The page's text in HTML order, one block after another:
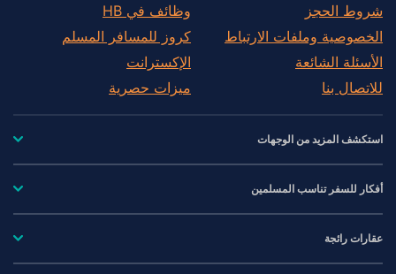
شروط الحجز
الخصوصية وملفات الارتباط
الأسئلة الشائعة
للاتصال بنا
وظائف في HB
كروز للمسافر المسلم
الإكسترانت
ميزات حصرية
استكشف المزيد من الوجهات
أفكار للسفر تناسب المسلمين
عقارات رائجة